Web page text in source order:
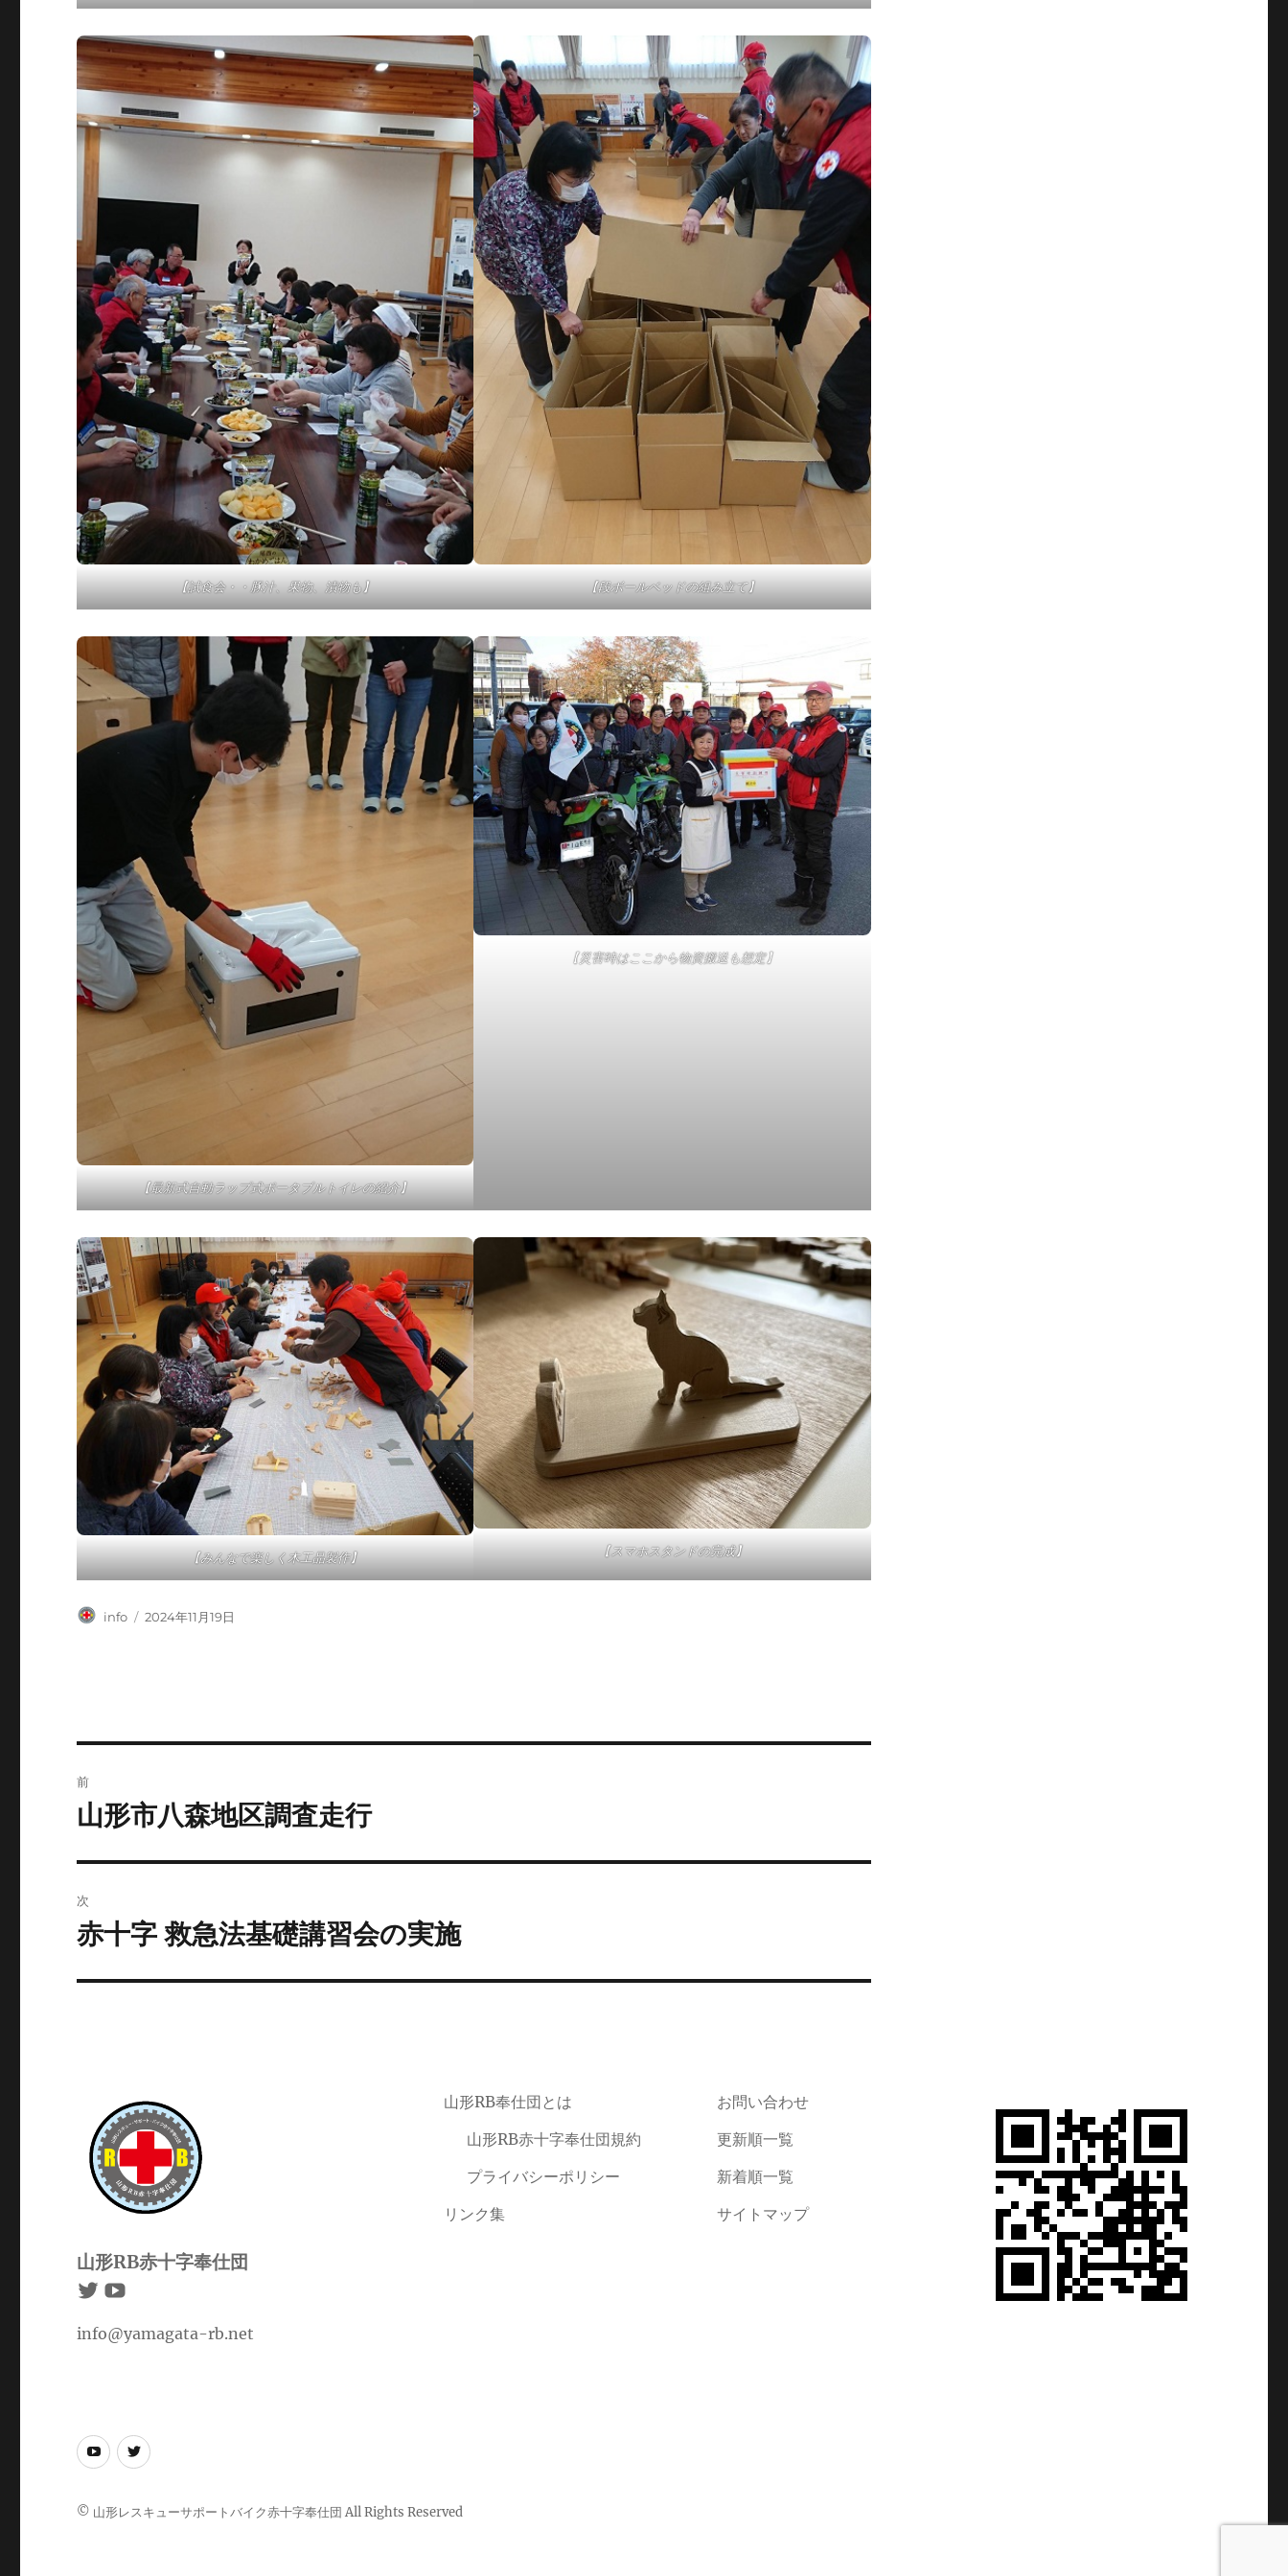
【試食会・・豚汁、果物、漬物も】 【段ボールベッドの組み立て】
【最新式自動ラップ式ポータブルトイレの紹介】
【災害時はここから物資搬送も想定】
【みんなで楽しく木工品製作】 【スマホスタンドの完成】
投
info
投
2024年11月19日
稿
ゲ
前
前
投
稿:
山形市八森地区調査走行
次
次
投
赤十字 救急法基礎講習会の実施
山形RB赤十字奉仕団
info@yamagata-rb.net
山形RB奉仕団とは
山形RB赤十字奉仕団規約
プライバシーポリシー
リンク集
お問い合わせ
更新順一覧
新着順一覧
サイトマップ
youtubetwitter
© 山形レスキューサポートバイク赤十字奉仕団 All Rights Reserved